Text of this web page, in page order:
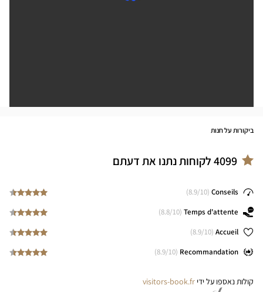
ביקורות על חנות
4099לקוחות נתנו את דעתם
Conseils
(
8.9/10)
Temps d'attente
(
8.8/10)
Accueil
(
8.9/10)
Recommandation
(
8.9/10)
קולות נאספו על ידי visitors-book.fr